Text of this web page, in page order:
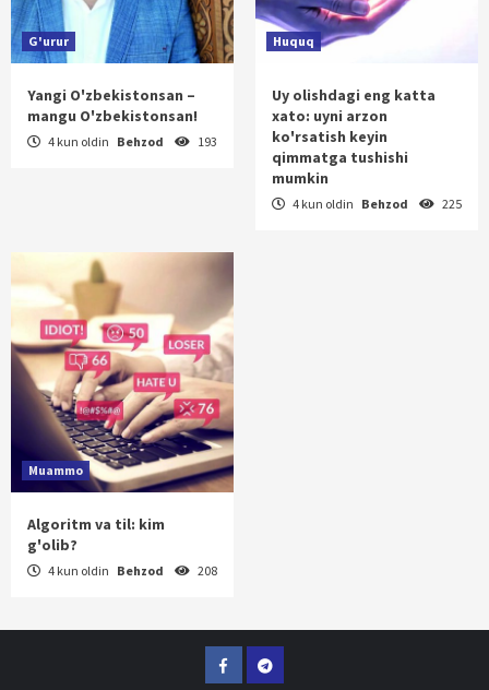
G'urur
Yangi O'zbekistonsan –
mangu O'zbekistonsan!
4 kun oldin Behzod 193
Huquq
Uy olishdagi eng katta
xato: uyni arzon
ko'rsatish keyin
qimmatga tushishi
mumkin
4 kun oldin Behzod 225
Muammo
Algoritm va til: kim
g'olib?
4 kun oldin Behzod 208
FacebookTelegram